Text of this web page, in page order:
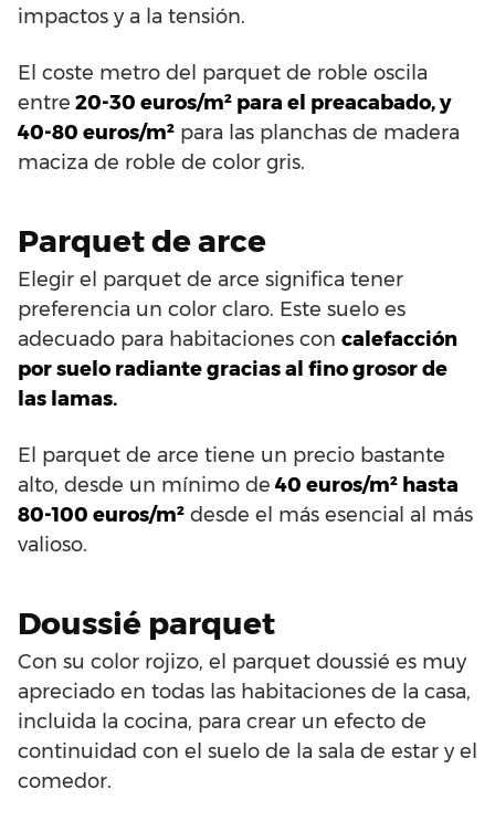
impactos y a la tensión.
El coste metro del parquet de roble oscila
entre 20-30 euros/m² para el preacabado, y
40-80 euros/m² para las planchas de madera
maciza de roble de color gris.
Parquet de arce
Elegir el parquet de arce significa tener
preferencia un color claro. Este suelo es
adecuado para habitaciones con calefacción
por suelo radiante gracias al fino grosor de
las lamas.
El parquet de arce tiene un precio bastante
alto, desde un mínimo de 40 euros/m² hasta
80-100 euros/m² desde el más esencial al más
valioso.
Doussié parquet
Con su color rojizo, el parquet doussié es muy
apreciado en todas las habitaciones de la casa,
incluida la cocina, para crear un efecto de
continuidad con el suelo de la sala de estar y el
comedor.